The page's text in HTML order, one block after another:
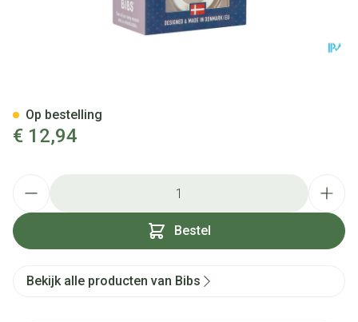
€ 12,94
Bestel
Op bestelling
Bekijk alle producten van Bibs